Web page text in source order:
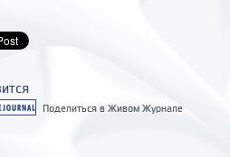
Поделиться в Живом Журнале